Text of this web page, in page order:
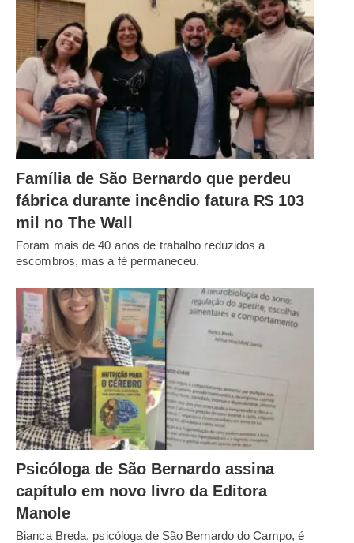
Família de São Bernardo que perdeu
fábrica durante incêndio fatura R$ 103
mil no The Wall
Foram mais de 40 anos de trabalho reduzidos a
escombros, mas a fé permaneceu.
Psicóloga de São Bernardo assina
capítulo em novo livro da Editora
Manole
Bianca Breda, psicóloga de São Bernardo do Campo, é